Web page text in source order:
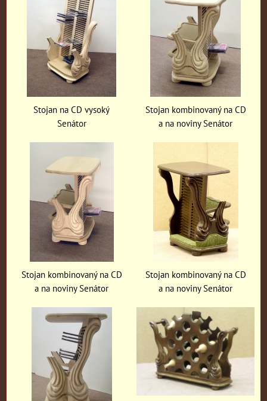
Stojan na CD vysoký
Senátor
Stojan kombinovaný na CD
a na noviny Senátor
Stojan kombinovaný na CD
a na noviny Senátor
Stojan kombinovaný na CD
a na noviny Senátor